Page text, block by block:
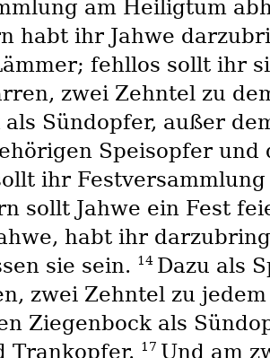
am Heiligtum
habt ihr Jahwe
fehllos sollt ihr
zwei Zehntel zu
Sündopfer, außer
Speisopfer und
ihr
Jahwe ein Fest
habt ihr
sie sein. 14 Dazu als
zwei Zehntel zu
Ziegenbock als
Trankopfer. 17 Und am